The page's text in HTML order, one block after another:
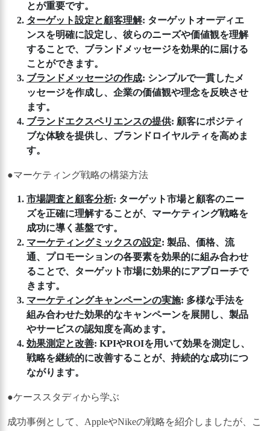
とが重要です。
ターゲット設定と顧客理解: ターゲットオーディエ
ンスを明確に設定し、彼らのニーズや価値観を理解
することで、ブランドメッセージを効果的に届ける
ことができます。
ブランドメッセージの作成: シンプルで一貫したメ
ッセージを作成し、企業の価値観や理念を反映させ
ます。
ブランドエクスペリエンスの提供: 顧客にポジティ
ブな体験を提供し、ブランドロイヤルティを高めま
す。
●マーケティング戦略の構築方法
市場調査と顧客分析: ターゲット市場と顧客のニー
ズを正確に理解することが、マーケティング戦略を
成功に導く基盤です。
マーケティングミックスの設定: 製品、価格、流
通、プロモーションの各要素を効果的に組み合わせ
ることで、ターゲット市場に効果的にアプローチで
きます。
マーケティングキャンペーンの実施: 多様な手法を
組み合わせた効果的なキャンペーンを展開し、製品
やサービスの認知度を高めます。
効果測定と改善: KPIやROIを用いて効果を測定し、
戦略を継続的に改善することが、持続的な成功につ
ながります。
●ケーススタディから学ぶ
成功事例として、AppleやNikeの戦略を紹介しましたが、こ